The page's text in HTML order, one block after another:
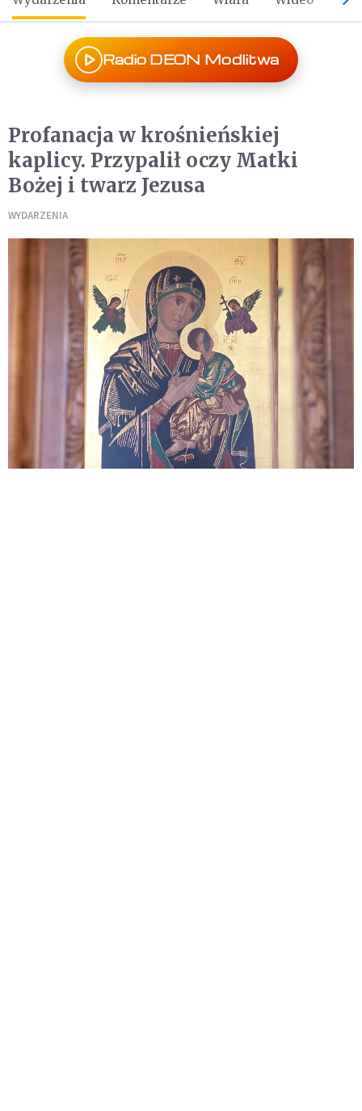
Radio DEON Modlitwa
Profanacja w krośnieńskiej
kaplicy. Przypalił oczy Matki
Bożej i twarz Jezusa
WYDARZENIA